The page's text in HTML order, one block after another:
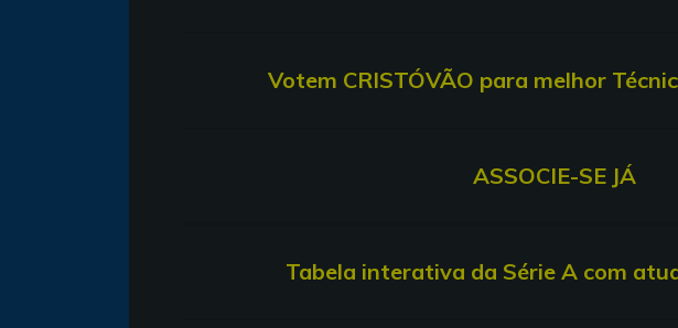
Votem CRISTÓVÃO para melhor
ASSOCIE-SE JÁ
Tabela interativa da Série A com